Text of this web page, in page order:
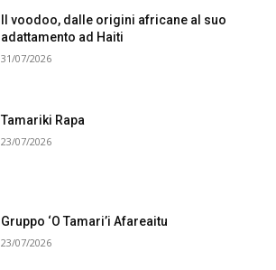
Il voodoo, dalle origini africane al suo
adattamento ad Haiti
31/07/2026
Tamariki Rapa
23/07/2026
Gruppo ‘O Tamari’i Afareaitu
23/07/2026